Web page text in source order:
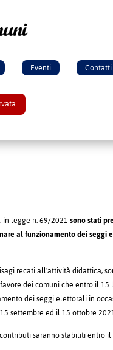
Eventi Contatti
in legge n. 69/2021sono stati
al funzionamento dei seggi
recati all'attività didattica,
dei comuni che entro il
dei seggi elettorali in
settembre ed il 15 ottobre
saranno stabiliti entro